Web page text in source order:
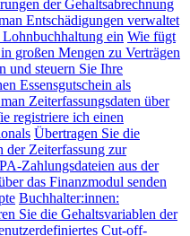
der Gehaltsabrechnung
Entschädigungen verwaltet
Lohnbuchhaltung ein Wie fügt
großen Mengen zu Verträgen
und steuern Sie Ihre
Essensgutschein als
Zeiterfassungsdaten über
registriere ich einen
Übertragen Sie die
der Zeiterfassung zur
Zahlungsdateien aus der
das Finanzmodul senden
Buchhalter:innen:
Sie die Gehaltsvariablen der
Cut-off-